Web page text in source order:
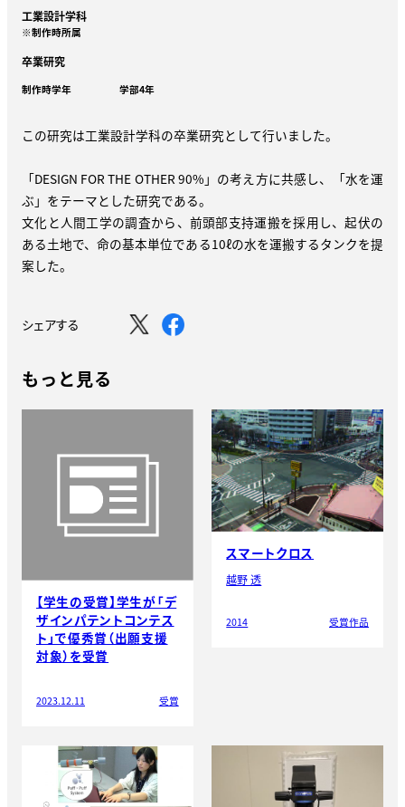
工業設計学科
※制作時所属
卒業研究
制作時学年 学部4年
この研究は工業設計学科の卒業研究として行いました。
「DESIGN FOR THE OTHER 90%」の考え方に共感し、「水を運
ぶ」をテーマとした研究である。
文化と人間工学の調査から、前頭部支持運搬を採用し、起伏の
ある土地で、命の基本単位である10ℓの水を運搬するタンクを提
案した。
シェアする
もっと見る
【学生の受賞】学生が「デ
ザインパテントコンテス
ト」で優秀賞（出願支援
対象）を受賞
2023.12.11 受賞
スマートクロス
越野 透
2014 受賞作品